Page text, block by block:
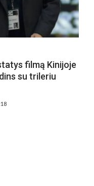
BŪTŲ
Į
filmą Kinijoje
su trileriu